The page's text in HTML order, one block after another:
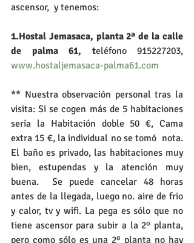
ascensor,  y tenemos:
1.Hostal Jemasaca, planta 2ª de la calle
de palma 61, t
www.hostaljemasaca-palma61.com
** Nuestra observación personal tras la
visita: Si se cogen más de 5 habitaciones
sería la Habitación doble 50 €, Cama
extra 15 €, la individual no se tomó  nota.
El baño es privado, las habitaciones muy
bien, estupendas y la atención muy
buena.  Se puede cancelar 48 horas
antes de la llegada, luego no. aire de frio
y calor, tv y wifi. La pega es sólo que no
tiene ascensor para subir a la 2º planta,
pero como sólo es una 2º planta no hay